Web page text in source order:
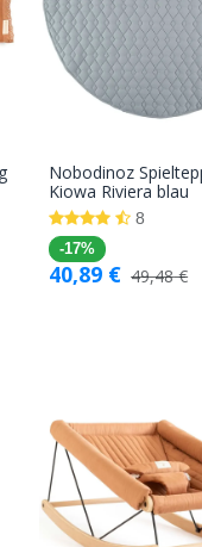
In den
Warenkorb
Nobodinoz
Kiowa Riviera blau
8
-17%
40,89 € 49,48€